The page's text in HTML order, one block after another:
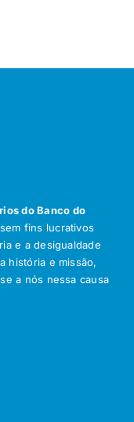
do Banco do
fins lucrativos
e a desigualdade
história e missão,
a nós nessa causa